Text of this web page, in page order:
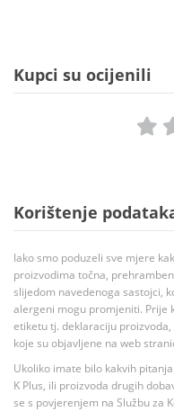
Kupci su ocijenili
Korištenje
Iako smo poduzeli sve mjere
proizvodima točna,
slijedom navedenoga sastojci,
alergeni mogu promjeniti. Prije
etiketu tj. deklaraciju
koje su objavljene na web
Ukoliko imate bilo kakvih
K Plus, ili proizvoda drugih
se s povjerenjem na Službu za